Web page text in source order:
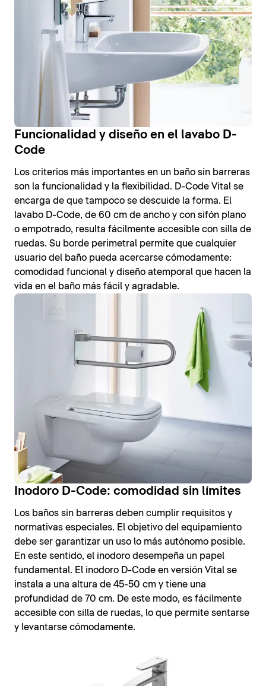
Funcionalidad y diseño en el lavabo D-
Code
Los criterios más importantes en un baño sin barreras
son la funcionalidad y la flexibilidad. D-Code Vital se
encarga de que tampoco se descuide la forma. El
lavabo D-Code, de 60 cm de ancho y con sifón plano
o empotrado, resulta fácilmente accesible con silla de
ruedas. Su borde perimetral permite que cualquier
usuario del baño pueda acercarse cómodamente:
comodidad funcional y diseño atemporal que hacen la
vida en el baño más fácil y agradable.
Inodoro D-Code: comodidad sin límites
Los baños sin barreras deben cumplir requisitos y
normativas especiales. El objetivo del equipamiento
debe ser garantizar un uso lo más autónomo posible.
En este sentido, el inodoro desempeña un papel
fundamental. El inodoro D-Code en versión Vital se
instala a una altura de 45-50 cm y tiene una
profundidad de 70 cm. De este modo, es fácilmente
accesible con silla de ruedas, lo que permite sentarse
y levantarse cómodamente.